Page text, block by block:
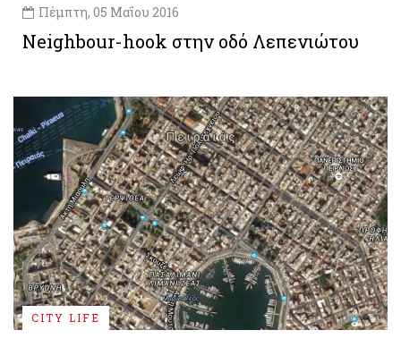
Πέμπτη, 05 Μαΐου 2016
Neighbour-hook στην οδό Λεπενιώτου
CITY LIFE